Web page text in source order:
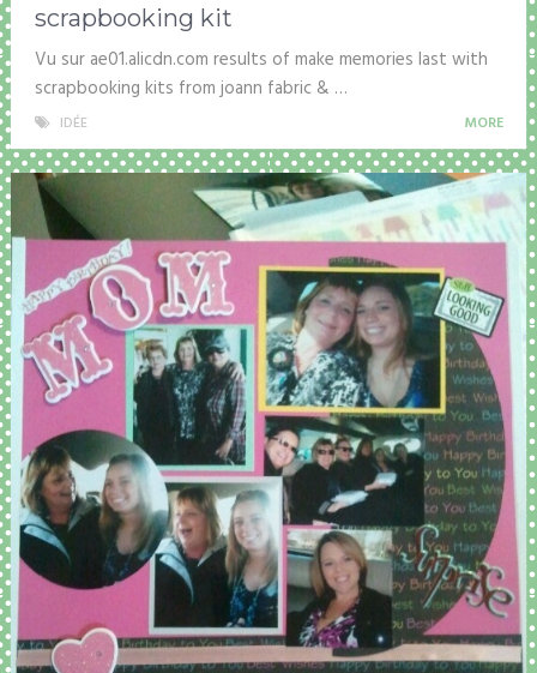
scrapbooking kit
Vu sur ae01.alicdn.com results of make memories last with
scrapbooking kits from joann fabric & …
IDÉE MORE